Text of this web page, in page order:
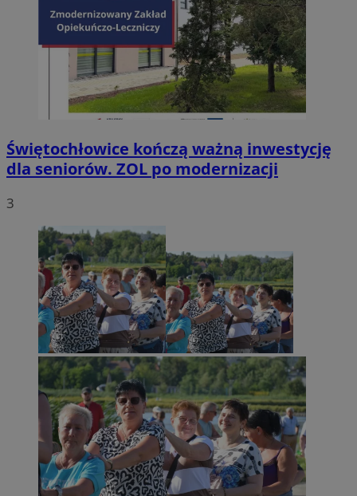
Świętochłowice kończą ważną inwestycję
dla seniorów. ZOL po modernizacji
3